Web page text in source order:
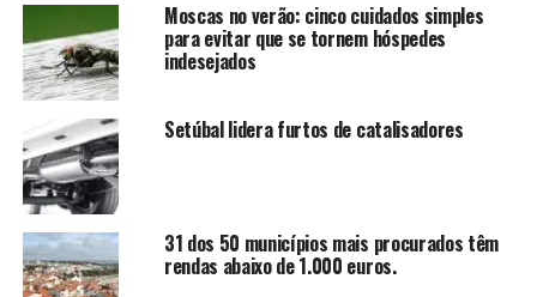
Moscas no verão: cinco cuidados simples
para evitar que se tornem hóspedes
indesejados
Setúbal lidera furtos de catalisadores
31 dos 50 municípios mais procurados têm
rendas abaixo de 1.000 euros.